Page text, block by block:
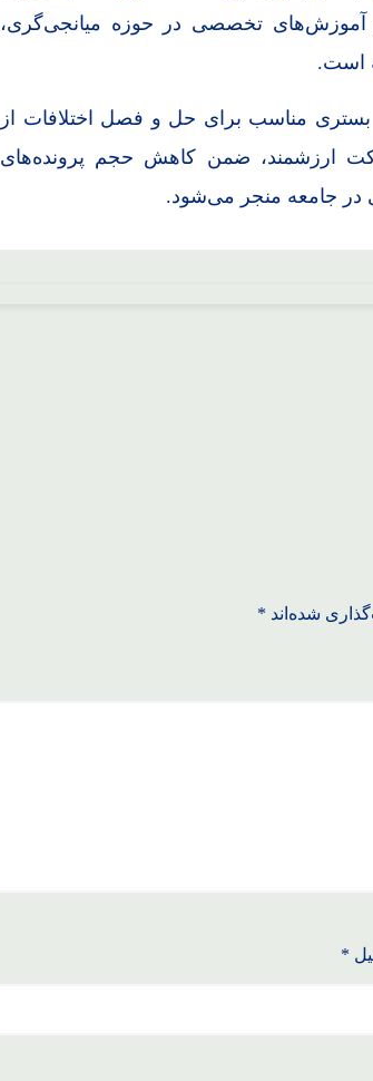
آموزش‌های تخصصی در حوزه میانجی‌گری،
است.
بستری مناسب برای حل و فصل اختلافات از
ارزشمند، ضمن کاهش حجم پرونده‌های
در جامعه منجر می‌شود.
شده‌اند *
*